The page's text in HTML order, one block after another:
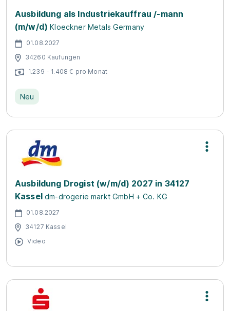
Ausbildung als Industriekauffrau /-mann
(m/w/d) Kloeckner Metals Germany
01.08.2027
34260 Kaufungen
1.239 - 1.408 € pro Monat
Neu
Ausbildung Drogist (w/m/d) 2027 in 34127
Kassel dm-drogerie markt GmbH + Co. KG
01.08.2027
34127 Kassel
Video